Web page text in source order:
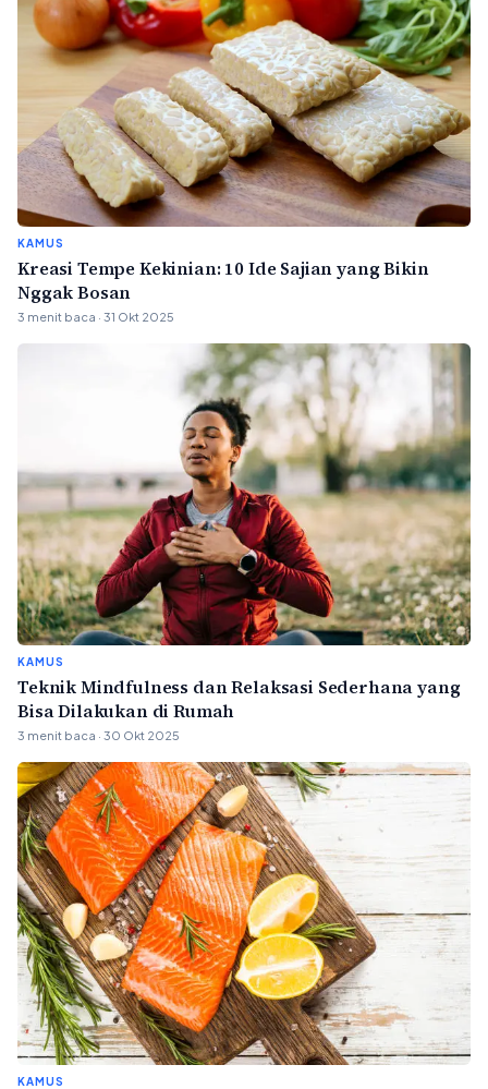
KAMUS
Kreasi Tempe Kekinian: 10 Ide Sajian yang Bikin
Nggak Bosan
3 menit baca · 31 Okt 2025
KAMUS
Teknik Mindfulness dan Relaksasi Sederhana yang
Bisa Dilakukan di Rumah
3 menit baca · 30 Okt 2025
KAMUS